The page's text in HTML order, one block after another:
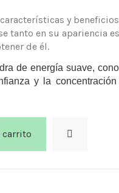
y
tanto en su apariencia
de él.
de energía suave,
y la
carrito